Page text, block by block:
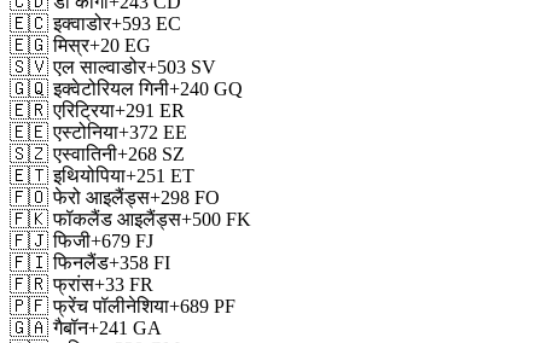
🇪🇨 इक्वाडोर+593 EC
🇪🇬 मिस्र+20 EG
🇸🇻 एल साल्वाडोर+503 SV
🇬🇶 इक्वेटोरियल गिनी+240 GQ
🇪🇷 एरिट्रिया+291 ER
🇪🇪 एस्टोनिया+372 EE
🇸🇿 एस्वातिनी+268 SZ
🇪🇹 इथियोपिया+251 ET
🇫🇴 फेरो आइलैंड्स+298 FO
🇫🇰 फॉकलैंड आइलैंड्स+500 FK
🇫🇯 फिजी+679 FJ
🇫🇮 फिनलैंड+358 FI
🇫🇷 फ्रांस+33 FR
🇵🇫 फ्रेंच पॉलीनेशिया+689 PF
🇬🇦 गैबॉन+241 GA